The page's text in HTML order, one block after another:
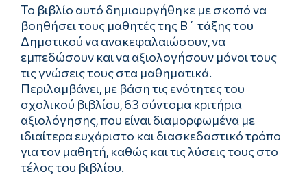
To βιβλίο αυτό δημιουργήθηκε με σκοπό να
βοηθήσει τους μαθητές της Β΄ τάξης του
Δημοτικού να ανακεφαλαιώσουν, να
εμπεδώσουν και να αξιολογήσουν μόνοι τους
τις γνώσεις τους στα μαθηματικά.
Περιλαμβάνει, με βάση τις ενότητες του
σχολικού βιβλίου, 63 σύντομα κριτήρια
αξιολόγησης, που είναι διαμορφωμένα με
ιδιαίτερα ευχάριστο και διασκεδαστικό τρόπο
για τον μαθητή, καθώς και τις λύσεις τους στο
τέλος του βιβλίου.